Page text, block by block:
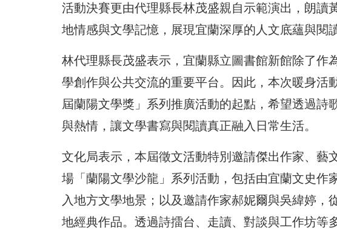
活動決賽更由代理縣長林茂盛親自示範演出，朗讀
地情感與文學記憶，展現宜蘭深厚的人文底蘊與閱
林代理縣長茂盛表示，宜蘭縣立圖書館新館除了作
學創作與公共交流的重要平台。因此，本次暖身活
屆蘭陽文學獎」系列推廣活動的起點，希望透過詩
與熱情，讓文學書寫與閱讀真正融入日常生活。
文化局表示，本屆徵文活動特別邀請傑出作家、藝
場「蘭陽文學沙龍」系列活動，包括由宜蘭文史作
入地方文學地景；以及邀請作家郝妮爾與吳緯婷
地經典作品。透過詩擂台、走讀、對談與工作坊等